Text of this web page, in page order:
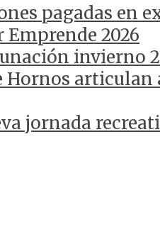
pagadas en
2026
invierno
jornada